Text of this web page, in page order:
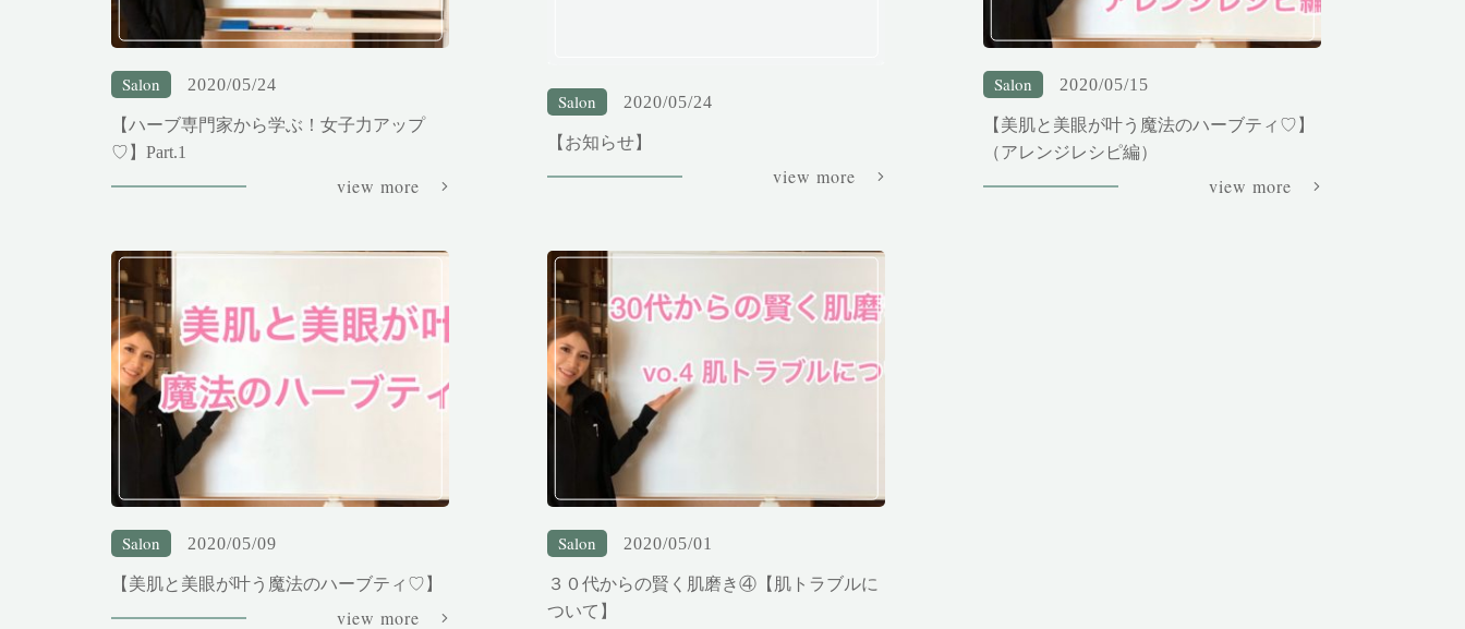
Salon 2020/05/24
【ハーブ専門家から学ぶ！女子力アップ
♡】Part.1
view more
Salon 2020/05/24
【お知らせ】
view more
Salon 2020/05/15
【美肌と美眼が叶う魔法のハーブティ♡】
（アレンジレシピ編）
view more
Salon 2020/05/09
【美肌と美眼が叶う魔法のハーブティ♡】
view more
Salon 2020/05/01
３０代からの賢く肌磨き④【肌トラブルに
ついて】